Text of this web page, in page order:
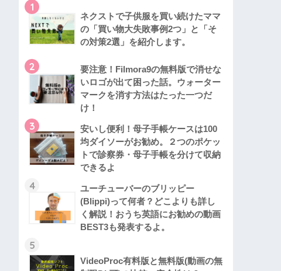
1
ネクストで子供服を買い続けたママ
の「買い物大失敗事例2つ」と「そ
の対策2選」を紹介します。
2
要注意！Filmora9の無料版で消せな
いロゴが出て困った話。ウォーター
マークを消す方法はたった一つだ
け！
3
安いし便利！母子手帳ケースは100
均ダイソーがお勧め。２つのポケッ
トで診察券・母子手帳を分けて収納
できるよ
4
ユーチューバーのブリッピー
(Blippi)って何者？どこよりも詳し
く解説！おうち英語にお勧めの動画
BEST3も発表するよ。
5
VideoProc有料版と無料版(動画の無